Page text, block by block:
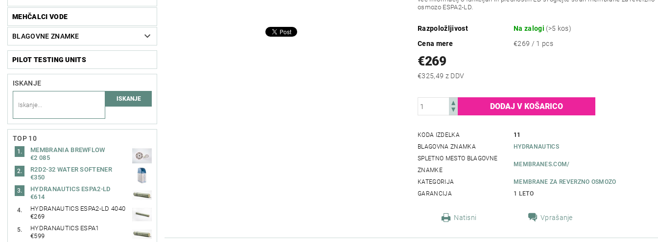
MEHČALCI VODE
BLAGOVNE ZNAMKE
PILOT TESTING UNITS
ISKANJE
TOP 10
MEMBRANIA BREWFLOW
€2 085
R2D2-32 WATER SOFTENER
€350
HYDRANAUTICS ESPA2-LD
€614
HYDRANAUTICS ESPA2-LD 4040
€269
HYDRANAUTICS ESPA1
€599
osmozo ESPA2-LD.
Razpoložljivost Na zalogi (>5 kos)
Cena mere
€269 / 1 pcs
€269
€325,49 z DDV
KODA IZDELKA
11
BLAGOVNA ZNAMKA
HYDRANAUTICS
SPLETNO MESTO BLAGOVNE
ZNAMKE
MEMBRANES.COM/
KATEGORIJA
MEMBRANE ZA REVERZNO OSMOZO
GARANCIJA
1 LETO
Natisni Vprašanje